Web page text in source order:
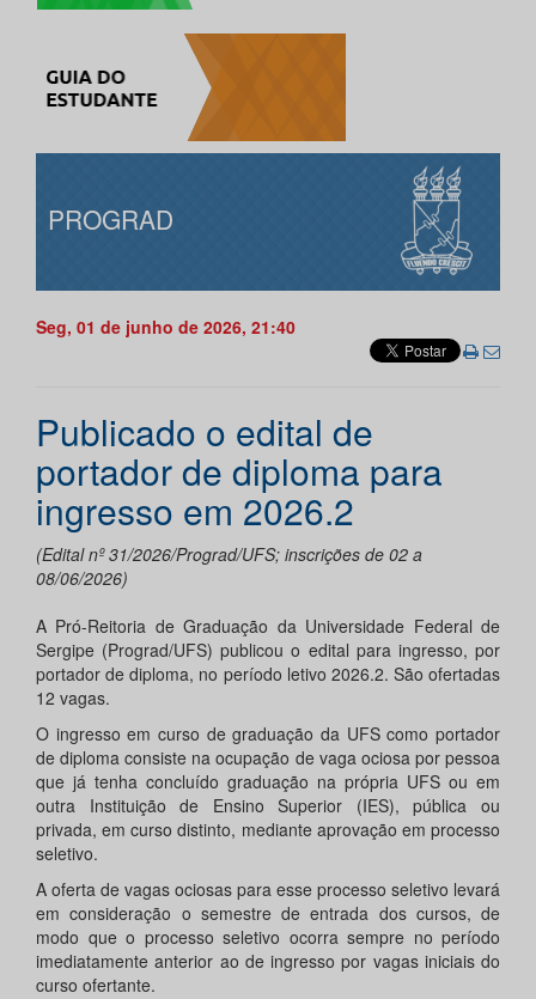
PROGRAD
Seg, 01 de junho de 2026, 21:40
Publicado o edital de
portador de diploma para
ingresso em 2026.2
(Edital nº 31/2026/Prograd/UFS; inscrições de 02 a
08/06/2026)
A Pró-Reitoria de Graduação da Universidade Federal de
Sergipe (Prograd/UFS) publicou o edital para ingresso, por
portador de diploma, no período letivo 2026.2. São ofertadas
12 vagas.
O ingresso em curso de graduação da UFS como portador
de diploma consiste na ocupação de vaga ociosa por pessoa
que já tenha concluído graduação na própria UFS ou em
outra Instituição de Ensino Superior (IES), pública ou
privada, em curso distinto, mediante aprovação em processo
seletivo.
A oferta de vagas ociosas para esse processo seletivo levará
em consideração o semestre de entrada dos cursos, de
modo que o processo seletivo ocorra sempre no período
imediatamente anterior ao de ingresso por vagas iniciais do
curso ofertante.